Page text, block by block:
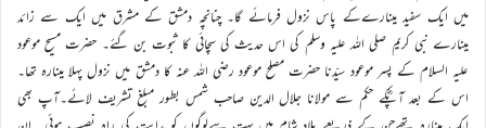
میں ایک سفید مینارےکے پاس نزول فرمائے گا۔ چنانچہ دمشق کے مشرق میں ایک سے زائد
مینارے نبی کریم صلی اللہ علیہ وسلم کی اس حدیث کی سچائی کا ثبوت بن گئے۔ حضرت مسیح موعود
علیہ السلام کے پسر موعود سیّدنا حضرت مصلح موعود رضی اللہ عنہ کا دمشق میں نزول پہلا مینارہ تھا۔
اس کے بعد آپؓکے حکم سے مولانا جلال الدین صاحب شمس بطور مبلغ تشریف لائے۔آپ بھی
ایک مینارہ تھےجن کے ذریعے بلاد شام میں بہت سےلوگوں کو ہدایت کی راہ نصیب ہوئی۔ ان